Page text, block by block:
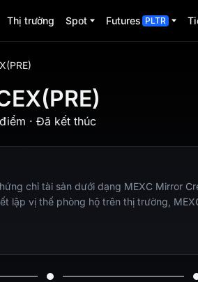
Thị trường Spot Futures PLTR
· Đã kết thúc
chỉ tài sản dưới dạng MEXC Mirror
lập vị thế phòng hộ trên thị trường,